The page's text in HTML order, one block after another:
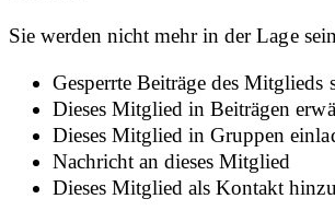
Sie werden nicht mehr in der Lage
Gesperrte Beiträge des Mitglieds
Dieses Mitglied in Beiträgen
Dieses Mitglied in Gruppen
Nachricht an dieses Mitglied
Dieses Mitglied als Kontakt